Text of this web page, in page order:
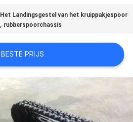
Het Landingsgestel van het kruippakjespoor
, rubberspoorchassis
BESTE PRIJS